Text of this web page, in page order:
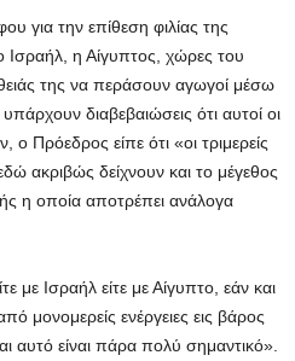
για την επίθεση φιλίας της
η Αίγυπτος, χώρες του
της να περάσουν αγωγοί μέσω
διαβεβαιώσεις ότι αυτοί οι
Πρόεδρος είπε ότι «οι τριμερείς
ακριβώς δείχνουν και το μέγεθος
η οποία αποτρέπει ανάλογα
με Ισραήλ είτε με Αίγυπτο, εάν και
μονομερείς ενέργειες εις βάρος
αυτό είναι πάρα πολύ σημαντικό».